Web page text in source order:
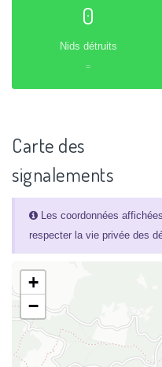
0
Nids détruits
=
Carte des
signalements
Les coordonnées
respecter la vie privée des
+
−